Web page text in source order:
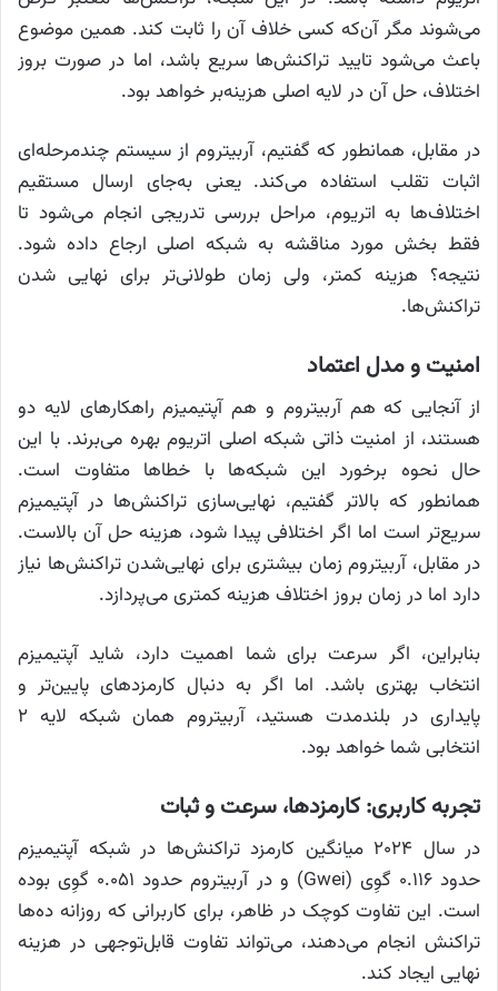
می‌شوند مگر آن‌که کسی خلاف آن را ثابت کند. همین موضوع
باعث می‌شود تایید تراکنش‌ها سریع باشد، اما در صورت بروز
اختلاف، حل آن در لایه اصلی هزینه‌بر خواهد بود.
در مقابل، همانطور که گفتیم، آربیتروم از سیستم چندمرحله‌ای
اثبات تقلب استفاده می‌کند. یعنی به‌جای ارسال مستقیم
اختلاف‌ها به اتریوم، مراحل بررسی تدریجی انجام می‌شود تا
فقط بخش مورد مناقشه به شبکه اصلی ارجاع داده شود.
نتیجه؟ هزینه کمتر، ولی زمان طولانی‌تر برای نهایی شدن
تراکنش‌ها.
امنیت و مدل اعتماد
از آنجایی که هم آربیتروم و هم آپتیمیزم راهکارهای لایه دو
هستند، از امنیت ذاتی شبکه اصلی اتریوم بهره می‌برند. با این
حال نحوه برخورد این شبکه‌ها با خطاها متفاوت است.
همانطور که بالاتر گفتیم، نهایی‌سازی تراکنش‌ها در آپتیمیزم
سریع‌تر است اما اگر اختلافی پیدا شود، هزینه حل آن بالاست.
در مقابل، آربیتروم زمان بیشتری برای نهایی‌شدن تراکنش‌ها نیاز
دارد اما در زمان بروز اختلاف هزینه کمتری می‌پردازد.
بنابراین، اگر سرعت برای شما اهمیت دارد، شاید آپتیمیزم
انتخاب بهتری باشد. اما اگر به دنبال کارمزدهای پایین‌تر و
پایداری در بلندمدت هستید، آربیتروم همان شبکه لایه ۲
انتخابی شما خواهد بود.
تجربه کاربری: کارمزدها، سرعت و ثبات
در سال ۲۰۲۴ میانگین کارمزد تراکنش‌ها در شبکه آپتیمیزم
حدود ۰.۱۱۶ گوِی (Gwei) و در آربیتروم حدود ۰.۰۵۱ گوِی بوده
است. این تفاوت کوچک در ظاهر، برای کاربرانی که روزانه ده‌ها
تراکنش انجام می‌دهند، می‌تواند تفاوت قابل‌توجهی در هزینه
نهایی ایجاد کند.